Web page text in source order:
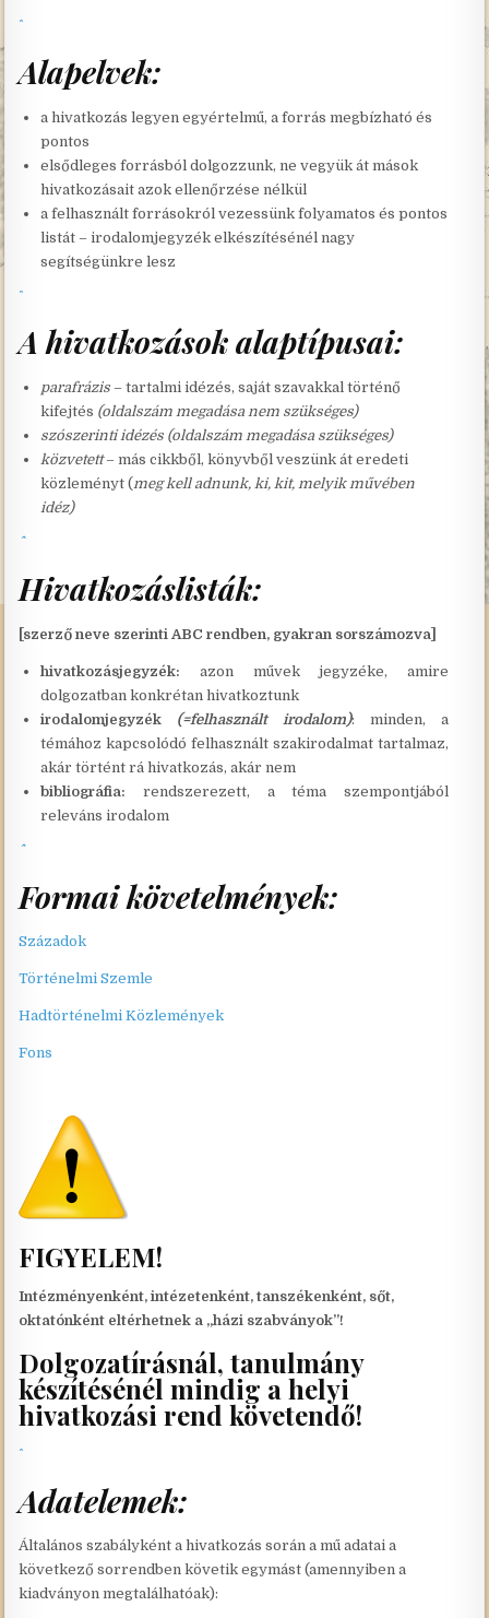
Alapelvek:
a hivatkozás legyen egyértelmű, a forrás megbízható és
pontos
elsődleges forrásból dolgozzunk, ne vegyük át mások
hivatkozásait azok ellenőrzése nélkül
a felhasznált forrásokról vezessünk folyamatos és pontos
listát – irodalomjegyzék elkészítésénél nagy
segítségünkre lesz
A hivatkozások alaptípusai:
parafrázis – tartalmi idézés, saját szavakkal történő
kifejtés (oldalszám megadása nem szükséges)
szószerinti idézés (oldalszám megadása szükséges)
közvetett– más cikkből, könyvből veszünk át eredeti
közleményt (meg kell adnunk, ki, kit, melyik művében
idéz)
Hivatkozáslisták:
[szerző neve szerinti ABC rendben, gyakran sorszámozva]
hivatkozásjegyzék: azon művek jegyzéke, amire
dolgozatban konkrétan hivatkoztunk
irodalomjegyzék (=felhasznált irodalom): minden, a
témához kapcsolódó felhasznált szakirodalmat tartalmaz,
akár történt rá hivatkozás, akár nem
bibliográfia: rendszerezett, a téma szempontjából
releváns irodalom
Formai követelmények:
Századok
Történelmi Szemle
Hadtörténelmi Közlemények
Fons
FIGYELEM!
Intézményenként, intézetenként, tanszékenként, sőt,
oktatónként eltérhetnek a „házi szabványok”!
Dolgozatírásnál, tanulmány
készítésénél mindig a helyi
hivatkozási rend követendő!
Adatelemek:
Általános szabályként a hivatkozás során a mű adatai a
következő sorrendben követik egymást (amennyiben a
kiadványon megtalálhatóak):